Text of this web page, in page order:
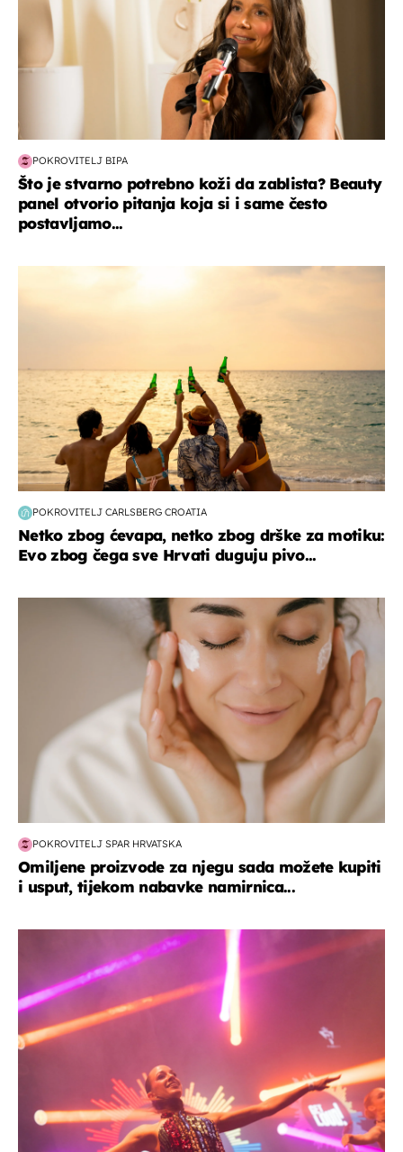
POKROVITELJ BIPA
Što je stvarno potrebno koži da zablista? Beauty
panel otvorio pitanja koja si i same često
postavljamo...
POKROVITELJ CARLSBERG CROATIA
Netko zbog ćevapa, netko zbog drške za motiku:
Evo zbog čega sve Hrvati duguju pivo...
moda & ljepota
POKROVITELJ SPAR HRVATSKA
Omiljene proizvode za njegu sada možete kupiti
i usput, tijekom nabavke namirnica...